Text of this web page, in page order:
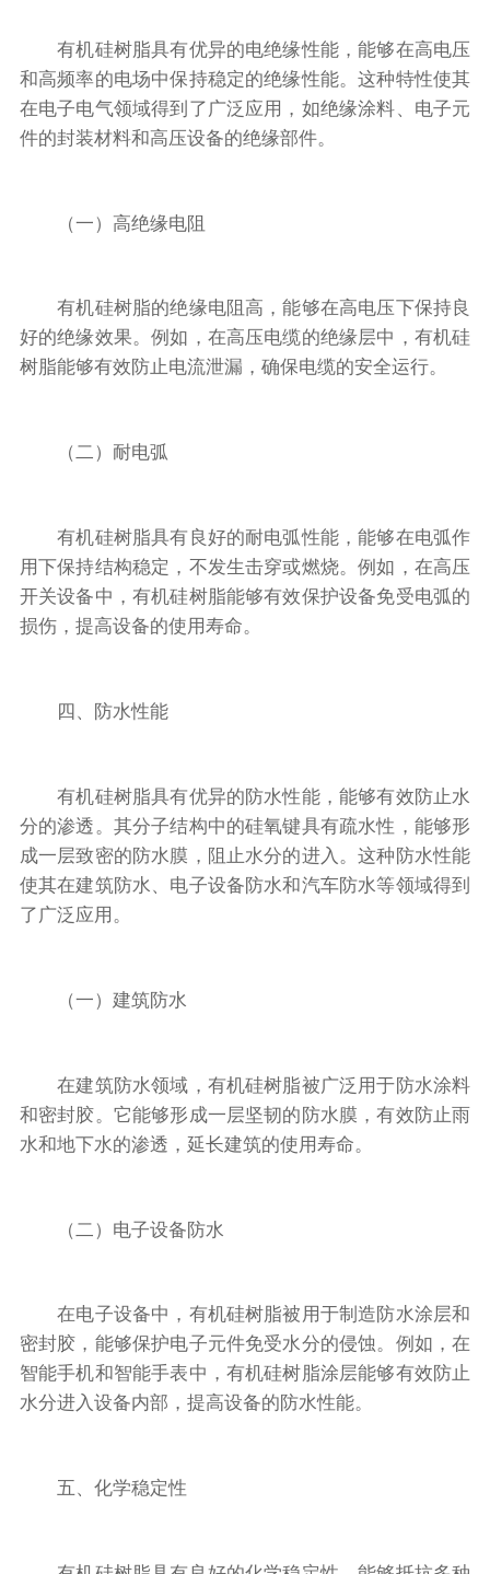
有机硅树脂具有优异的电绝缘性能，能够在高电压
和高频率的电场中保持稳定的绝缘性能。这种特性使其
在电子电气领域得到了广泛应用，如绝缘涂料、电子元
件的封装材料和高压设备的绝缘部件。
（一）高绝缘电阻
有机硅树脂的绝缘电阻高，能够在高电压下保持良
好的绝缘效果。例如，在高压电缆的绝缘层中，有机硅
树脂能够有效防止电流泄漏，确保电缆的安全运行。
（二）耐电弧
有机硅树脂具有良好的耐电弧性能，能够在电弧作
用下保持结构稳定，不发生击穿或燃烧。例如，在高压
开关设备中，有机硅树脂能够有效保护设备免受电弧的
损伤，提高设备的使用寿命。
四、防水性能
有机硅树脂具有优异的防水性能，能够有效防止水
分的渗透。其分子结构中的硅氧键具有疏水性，能够形
成一层致密的防水膜，阻止水分的进入。这种防水性能
使其在建筑防水、电子设备防水和汽车防水等领域得到
了广泛应用。
（一）建筑防水
在建筑防水领域，有机硅树脂被广泛用于防水涂料
和密封胶。它能够形成一层坚韧的防水膜，有效防止雨
水和地下水的渗透，延长建筑的使用寿命。
（二）电子设备防水
在电子设备中，有机硅树脂被用于制造防水涂层和
密封胶，能够保护电子元件免受水分的侵蚀。例如，在
智能手机和智能手表中，有机硅树脂涂层能够有效防止
水分进入设备内部，提高设备的防水性能。
五、化学稳定性